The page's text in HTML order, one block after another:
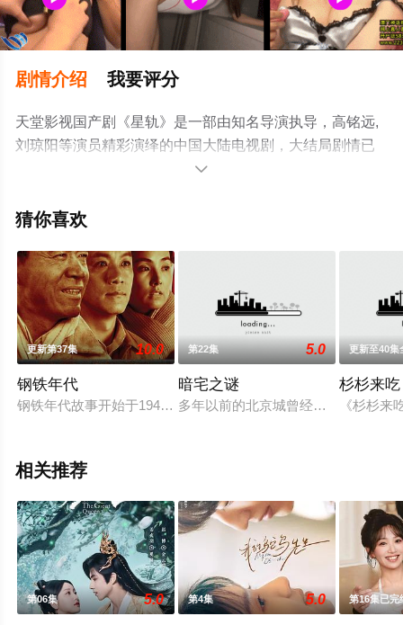
剧情介绍 我要评分
天堂影视国产剧《星轨》是一部由知名导演执导，高铭远,
刘琼阳等演员精彩演绎的中国大陆电视剧，大结局剧情已
揭晓（1-4全集），手机免费观看高清无删减完整版电视剧
剧、电视猫或剧情网等平台了解。

猜你喜欢
更新第37集 10.0
钢铁年代
钢铁年代故事开始于1948年春天。鞍钢解放后，尚铁龙（陈宝
第22集 5.0
暗宅之谜
多年以前的北京城曾经流传着一个悠
更新至40集
杉杉来吃
《杉杉来
相关推荐
第06集 5.0 第4集 5.0 第16集已完